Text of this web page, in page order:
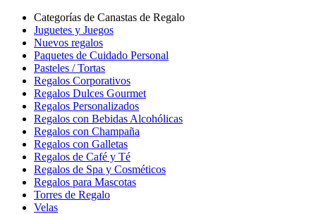
Categorías de Canastas de Regalo
Juguetes y Juegos
Nuevos regalos
Paquetes de Cuidado Personal
Pasteles / Tortas
Regalos Corporativos
Regalos Dulces Gourmet
Regalos Personalizados
Regalos con Bebidas Alcohólicas
Regalos con Champaña
Regalos con Galletas
Regalos de Café y Té
Regalos de Spa y Cosméticos
Regalos para Mascotas
Torres de Regalo
Velas